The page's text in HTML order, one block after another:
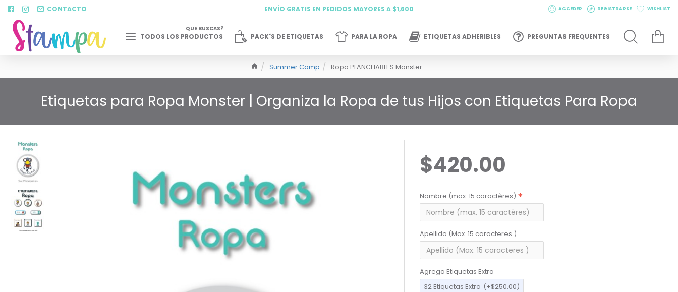
CONTACTO ENVÍO GRATIS EN PEDIDOS MAYORES A $1,600 ACCEDER REGISTRARSE WISHLIST
TODOS LOS PRODUCTOS
QUE BUSCAS?
PACK´S DE ETIQUETAS PARA LA ROPA ETIQUETAS ADHERIBLES PREGUNTAS FREQUENTES
Summer Camp Ropa PLANCHABLES Monster
Etiquetas para Ropa Monster | Organiza la Ropa de tus Hijos con Etiquetas Para Ropa
$420.00
Nombre (max. 15 caractères)
Apellido (Max. 15 caracteres )
Agrega Etiquetas Extra
32 Etiquetas Extra (+$250.00)